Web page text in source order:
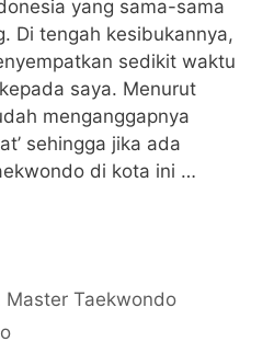
yang sama-sama
Di tengah kesibukannya,
sedikit waktu
saya. Menurut
menganggapnya
sehingga jika ada
di kota ini …
Master Taekwondo